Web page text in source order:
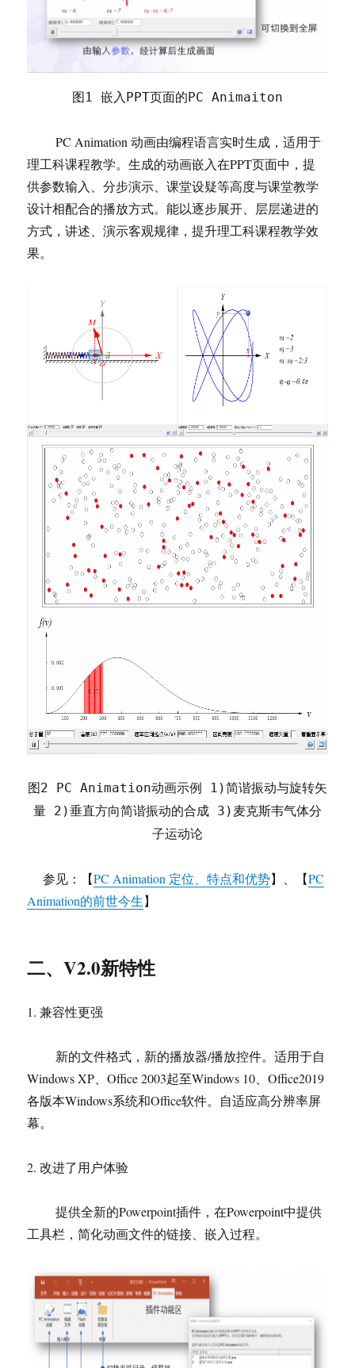
图1 嵌入PPT页面的PC Animaiton
PC Animation 动画由编程语言实时生成，适用于
理工科课程教学。生成的动画嵌入在PPT页面中，提
供参数输入、分步演示、课堂设疑等高度与课堂教学
设计相配合的播放方式。能以逐步展开、层层递进的
方式，讲述、演示客观规律，提升理工科课程教学效
果。
图2 PC Animation动画示例 1)简谐振动与旋转矢
量 2)垂直方向简谐振动的合成 3)麦克斯韦气体分
子运动论
参见：【PC Animation 定位、特点和优势】、【PC
Animation的前世今生】
二、V2.0新特性
1. 兼容性更强
新的文件格式，新的播放器/播放控件。适用于自
Windows XP、Office 2003起至Windows 10、Office2019
各版本Windows系统和Office软件。自适应高分辨率屏
幕。
2. 改进了用户体验
提供全新的Powerpoint插件，在Powerpoint中提供
工具栏，简化动画文件的链接、嵌入过程。